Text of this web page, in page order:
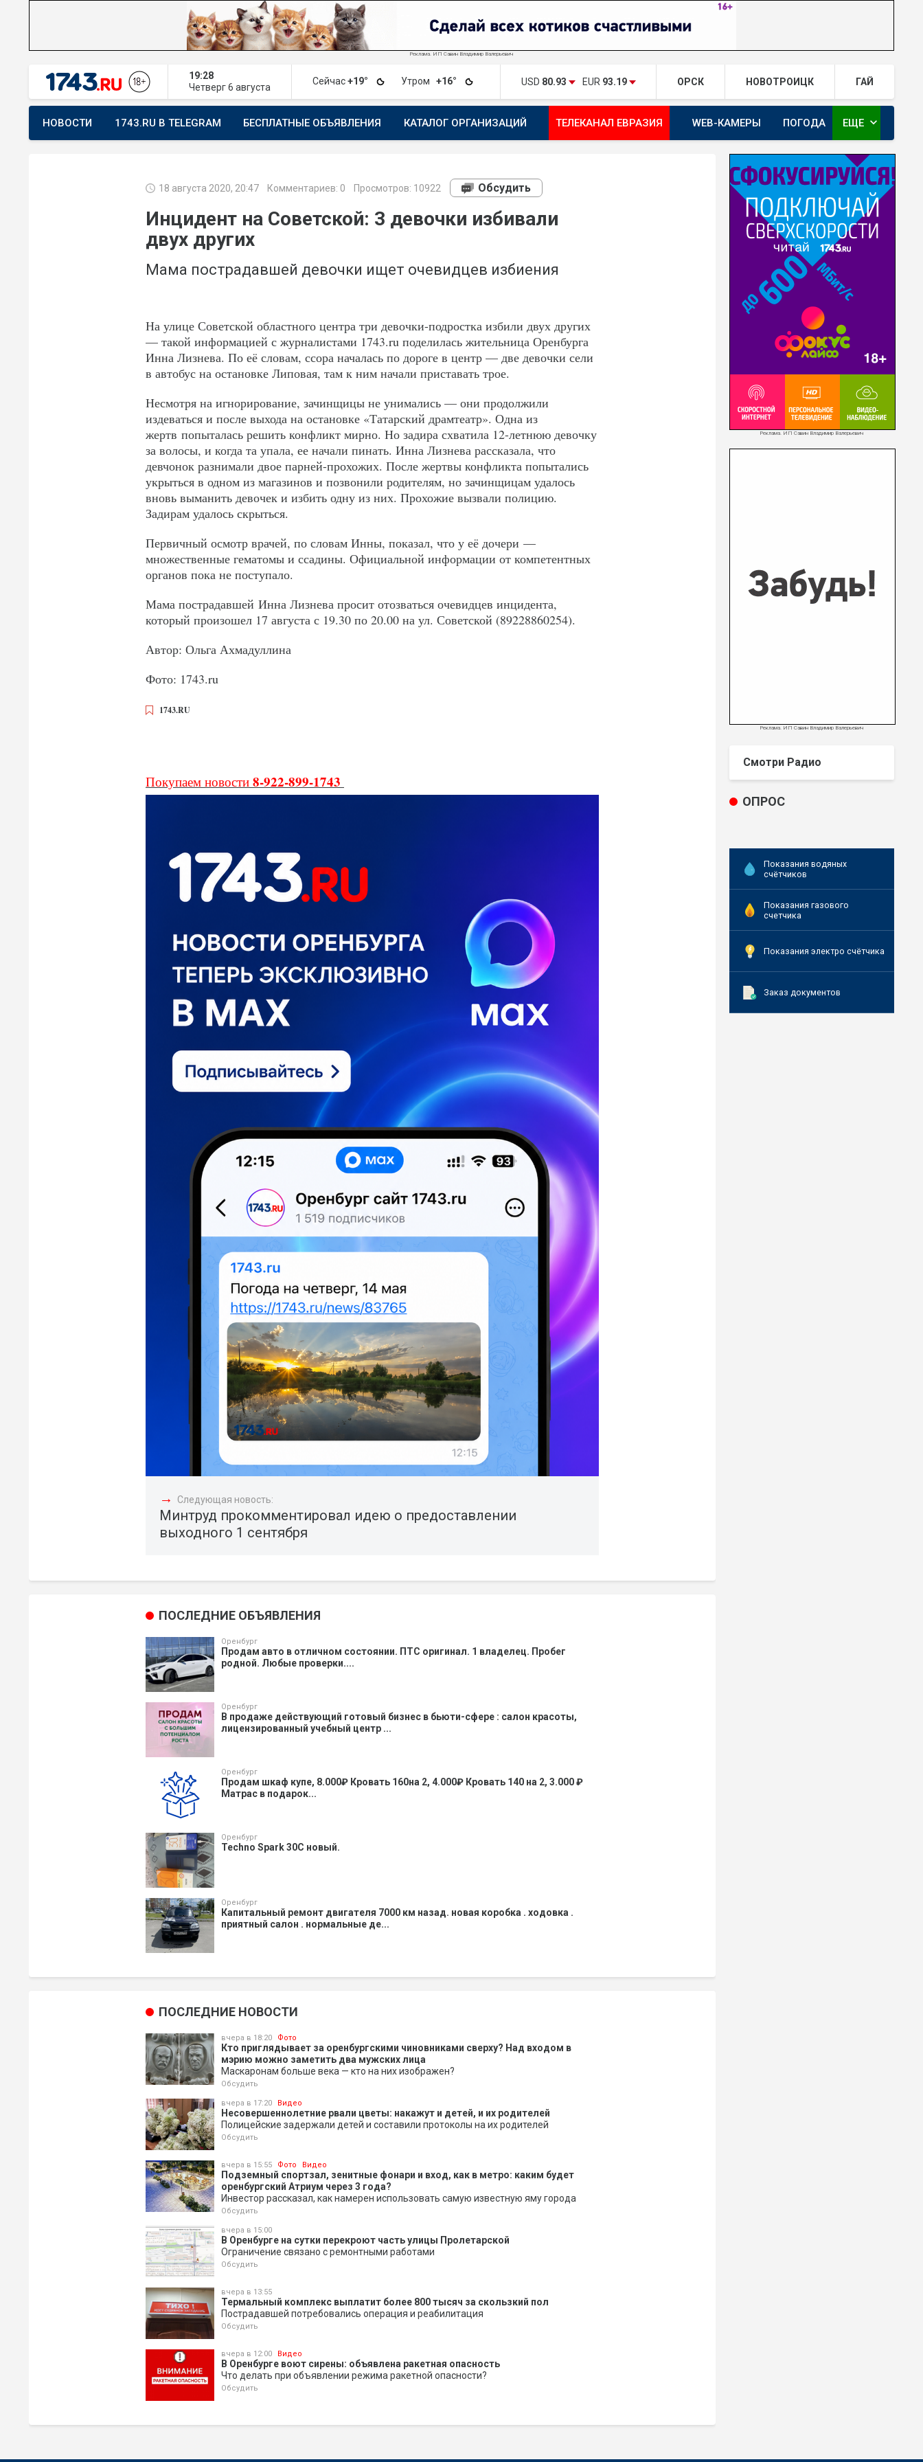
Реклама. ИП Савин Владимир Валерьевич
19:28
Четверг 6 августа
Сейчас+19° Утром +16° USD 80.93 EUR 93.19 ОРСК НОВОТРОИЦК ГАЙ
НОВОСТИ 1743.RU В TELEGRAM БЕСПЛАТНЫЕ ОБЪЯВЛЕНИЯ КАТАЛОГ ОРГАНИЗАЦИЙ ТЕЛЕКАНАЛ ЕВРАЗИЯ WEB-КАМЕРЫ ПОГОДА
ОРЕНБУРГ - ГЕРОИ РЯДОМ С НАМИ
ЕЩЕ expand_more
18 августа 2020, 20:47 Комментариев: 0 Просмотров: 10922 Обсудить
Инцидент на Советской: 3 девочки избивали
двух других
Мама пострадавшей девочки ищет очевидцев избиения
На улице Советской областного центра три девочки-подростка избили двух других
— такой информацией с журналистами 1743.ru поделилась жительница Оренбурга
Инна Лизнева. По её словам, ссора началась по дороге в центр — две девочки сели
в автобус на остановке Липовая, там к ним начали приставать трое.
Несмотря на игнорирование, зачинщицы не унимались — они продолжили
издеваться и после выхода на остановке «Татарский драмтеатр». Одна из
жертв попыталась решить конфликт мирно. Но задира схватила 12-летнюю девочку
за волосы, и когда та упала, ее начали пинать. Инна Лизнева рассказала, что
девчонок разнимали двое парней-прохожих. После жертвы конфликта попытались
укрыться в одном из магазинов и позвонили родителям, но зачинщицам удалось
вновь выманить девочек и избить одну из них. Прохожие вызвали полицию.
Задирам удалось скрыться.
Первичный осмотр врачей, по словам Инны, показал, что у её дочери —
множественные гематомы и ссадины. Официальной информации от компетентных
органов пока не поступало.
Мама пострадавшей Инна Лизнева просит отозваться очевидцев инцидента,
который произошел 17 августа с 19.30 по 20.00 на ул. Советской (89228860254).
Автор: Ольга Ахмадуллина
Фото: 1743.ru
1743.RU
Покупаем новости 8-922-899-1743
→ Следующая новость:
Минтруд прокомментировал идею о предоставлении
выходного 1 сентября
ПОСЛЕДНИЕ ОБЪЯВЛЕНИЯ
Оренбург
Продам авто в отличном состоянии. ПТС оригинал. 1 владелец. Пробег
родной. Любые проверки....
Оренбург
В продаже действующий готовый бизнес в бьюти-сфере : салон красоты,
лицензированный учебный центр ...
Оренбург
Продам шкаф купе, 8.000₽ Кровать 160на 2, 4.000₽ Кровать 140 на 2, 3.000 ₽
Матрас в подарок...
Оренбург
Techno Spark 30C новый.
Оренбург
Капитальный ремонт двигателя 7000 км назад. новая коробка . ходовка .
приятный салон . нормальные де...
ПОСЛЕДНИЕ НОВОСТИ
вчера в 18:20 Фото
Кто приглядывает за оренбургскими чиновниками сверху? Над входом в
мэрию можно заметить два мужских лица
Маскаронам больше века — кто на них изображен?
Обсудить
вчера в 17:20 Видео
Несовершеннолетние рвали цветы: накажут и детей, и их родителей
Полицейские задержали детей и составили протоколы на их родителей
Обсудить
вчера в 15:55 Фото Видео
Подземный спортзал, зенитные фонари и вход, как в метро: каким будет
оренбургский Атриум через 3 года?
Инвестор рассказал, как намерен использовать самую известную яму города
Обсудить
вчера в 15:00
В Оренбурге на сутки перекроют часть улицы Пролетарской
Ограничение связано с ремонтными работами
Обсудить
вчера в 13:55
Термальный комплекс выплатит более 800 тысяч за скользкий пол
Пострадавшей потребовались операция и реабилитация
Обсудить
вчера в 12:00 Видео
В Оренбурге воют сирены: объявлена ракетная опасность
Что делать при объявлении режима ракетной опасности?
Обсудить
Реклама. ИП Савин Владимир Валерьевич
Реклама. ИП Савин Владимир Валерьевич
Смотри Радио
ОПРОС
Показания водяных
счётчиков
Показания газового
счетчика
Показания электро счётчика
Заказ документов